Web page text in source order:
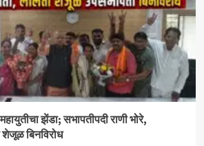
झेंडा; सभापतीपदी राणी भोरे,
बिनविरोध